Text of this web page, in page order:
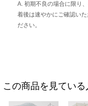
A. 初期不良の場合に限り
着後は速やかにご確認い
ださい。
この商品を見てい